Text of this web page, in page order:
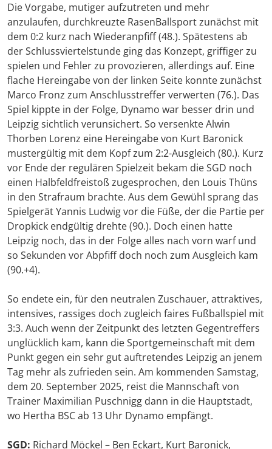
Die Vorgabe, mutiger aufzutreten und mehr
anzulaufen, durchkreuzte RasenBallsport zunächst mit
dem 0:2 kurz nach Wiederanpfiff (48.). Spätestens ab
der Schlussviertelstunde ging das Konzept, griffiger zu
spielen und Fehler zu provozieren, allerdings auf. Eine
flache Hereingabe von der linken Seite konnte zunächst
Marco Fronz zum Anschlusstreffer verwerten (76.). Das
Spiel kippte in der Folge, Dynamo war besser drin und
Leipzig sichtlich verunsichert. So versenkte Alwin
Thorben Lorenz eine Hereingabe von Kurt Baronick
mustergültig mit dem Kopf zum 2:2-Ausgleich (80.). Kurz
vor Ende der regulären Spielzeit bekam die SGD noch
einen Halbfeldfreistoß zugesprochen, den Louis Thüns
in den Strafraum brachte. Aus dem Gewühl sprang das
Spielgerät Yannis Ludwig vor die Füße, der die Partie per
Dropkick endgültig drehte (90.). Doch einen hatte
Leipzig noch, das in der Folge alles nach vorn warf und
so Sekunden vor Abpfiff doch noch zum Ausgleich kam
(90.+4).
So endete ein, für den neutralen Zuschauer, attraktives,
intensives, rassiges doch zugleich faires Fußballspiel mit
3:3. Auch wenn der Zeitpunkt des letzten Gegentreffers
unglücklich kam, kann die Sportgemeinschaft mit dem
Punkt gegen ein sehr gut auftretendes Leipzig an jenem
Tag mehr als zufrieden sein. Am kommenden Samstag,
dem 20. September 2025, reist die Mannschaft von
Trainer Maximilian Puschnigg dann in die Hauptstadt,
wo Hertha BSC ab 13 Uhr Dynamo empfängt.
SGD: Richard Möckel – Ben Eckart, Kurt Baronick,